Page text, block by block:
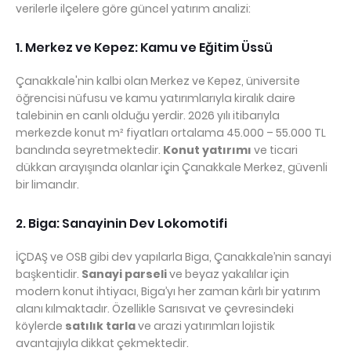
verilerle ilçelere göre güncel yatırım analizi:
1. Merkez ve Kepez: Kamu ve Eğitim Üssü
Çanakkale'nin kalbi olan Merkez ve Kepez, üniversite
öğrencisi nüfusu ve kamu yatırımlarıyla kiralık daire
talebinin en canlı olduğu yerdir. 2026 yılı itibarıyla
merkezde konut m² fiyatları ortalama 45.000 – 55.000 TL
bandında seyretmektedir. Konut yatırımı ve ticari
dükkan arayışında olanlar için Çanakkale Merkez, güvenli
bir limandır.
2. Biga: Sanayinin Dev Lokomotifi
İÇDAŞ ve OSB gibi dev yapılarla Biga, Çanakkale’nin sanayi
başkentidir. Sanayi parselive beyaz yakalılar için
modern konut ihtiyacı, Biga’yı her zaman kârlı bir yatırım
alanı kılmaktadır. Özellikle Sarısıvat ve çevresindeki
köylerde satılık tarlave arazi yatırımları lojistik
avantajıyla dikkat çekmektedir.